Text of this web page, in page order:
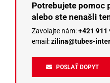
Potrebujete pomoc
alebo ste nenašli
Zavolajte nám:+421 911
email:zilina@tubes-
POSLAŤ DOPYT